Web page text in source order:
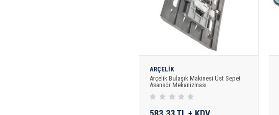
ARÇELİK
Arçelik Bulaşık Makinesi Üst Sepet
Asansör Mekanizması